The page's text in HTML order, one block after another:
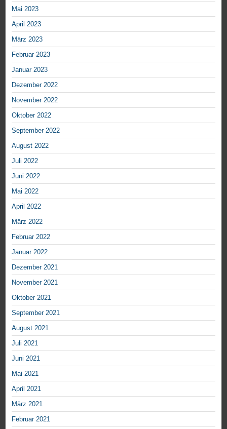
Mai 2023
April 2023
März 2023
Februar 2023
Januar 2023
Dezember 2022
November 2022
Oktober 2022
September 2022
August 2022
Juli 2022
Juni 2022
Mai 2022
April 2022
März 2022
Februar 2022
Januar 2022
Dezember 2021
November 2021
Oktober 2021
September 2021
August 2021
Juli 2021
Juni 2021
Mai 2021
April 2021
März 2021
Februar 2021